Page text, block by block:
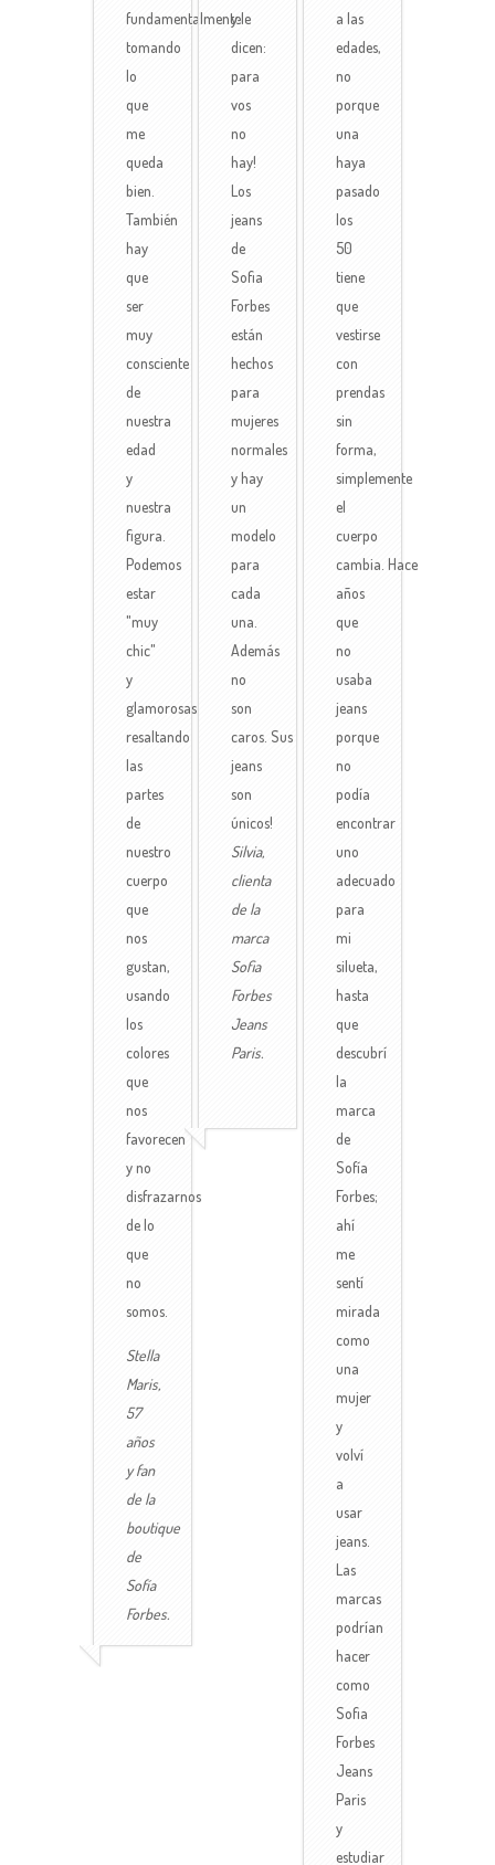
fundamentalmente
tomando
lo
que
me
queda
bien.
También
hay
que
ser
muy
consciente
de
nuestra
edad
y
nuestra
figura.
Podemos
estar
"muy
chic"
y
glamorosas
resaltando
las
partes
de
nuestro
cuerpo
que
nos
gustan,
usando
los
colores
que
nos
favorecen
y no
disfrazarnos
de lo
que
no
somos.
Stella
Maris,
57
años
y fan
de la
boutique
de
Sofía
Forbes.
y le
dicen:
para
vos
no
hay!
Los
jeans
de
Sofia
Forbes
están
hechos
para
mujeres
normales
y hay
un
modelo
para
cada
una.
Además
no
son
caros. Sus
jeans
son
únicos!
Silvia,
clienta
de la
marca
Sofia
Forbes
Jeans
Paris.
a las
edades,
no
porque
una
haya
pasado
los
50
tiene
que
vestirse
con
prendas
sin
forma,
simplemente
el
cuerpo
cambia. Hace
años
que
no
usaba
jeans
porque
no
podía
encontrar
uno
adecuado
para
mi
silueta,
hasta
que
descubrí
la
marca
de
Sofía
Forbes;
ahí
me
sentí
mirada
como
una
mujer
y
volví
a
usar
jeans.
Las
marcas
podrían
hacer
como
Sofia
Forbes
Jeans
Paris
y
estudiar